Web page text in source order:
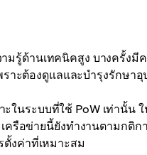
มรู้ด้านเทคนิคสูง บางครั้งมี
ราะต้องดูแลและบำรุงรักษา
ะในระบบที่ใช้ PoW เท่านั้น
รือข่ายนี้ยังทำงานตามกติก
ตั้งค่าที่เหมาะสม